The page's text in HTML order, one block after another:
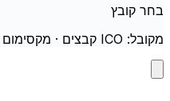
בחר קובץ
מקובל: ICO קבצים · מקסימום 100 MB לקובץ